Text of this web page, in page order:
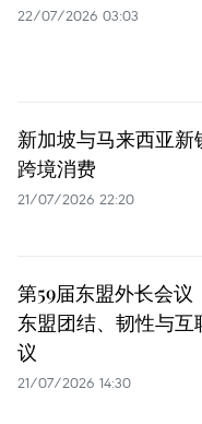
22/07/2026 03:03
新加坡与马来西亚
跨境消费
21/07/2026 22:20
第59届东盟外长会议
东盟团结、韧性与互
议
21/07/2026 14:30